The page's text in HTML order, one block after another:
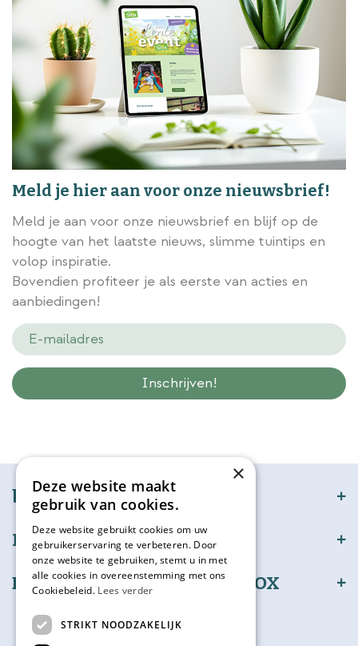
Meld je hier aan voor onze nieuwsbrief!
Meld je aan voor onze nieuwsbrief en blijf op de
hoogte van het laatste nieuws, slimme tuintips en
volop inspiratie.
Bovendien profiteer je als eerste van acties en
aanbiedingen!
bijSTOX
Klantenservice
Bestel en betaal veilig bijSTOX
Volg ons
×
Deze website maakt
gebruik van cookies.
Deze website gebruikt cookies om uw
gebruikerservaring te verbeteren. Door
onze website te gebruiken, stemt u in met
alle cookies in overeenstemming met ons
Cookiebeleid. Lees verder
STRIKT NOODZAKELIJK